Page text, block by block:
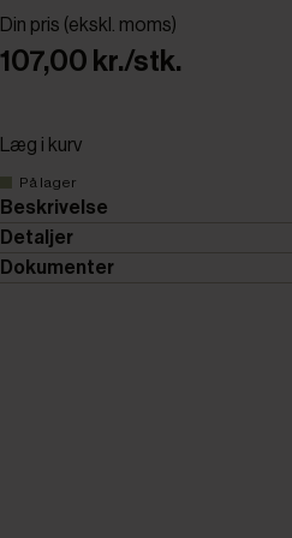
Din pris (ekskl. moms)
107,00 kr./stk.
Læg i kurv
På lager
Beskrivelse
Detaljer
Dokumenter